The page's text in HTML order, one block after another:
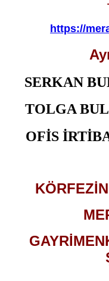
https://
SERKAN
TOLGA
OFİS